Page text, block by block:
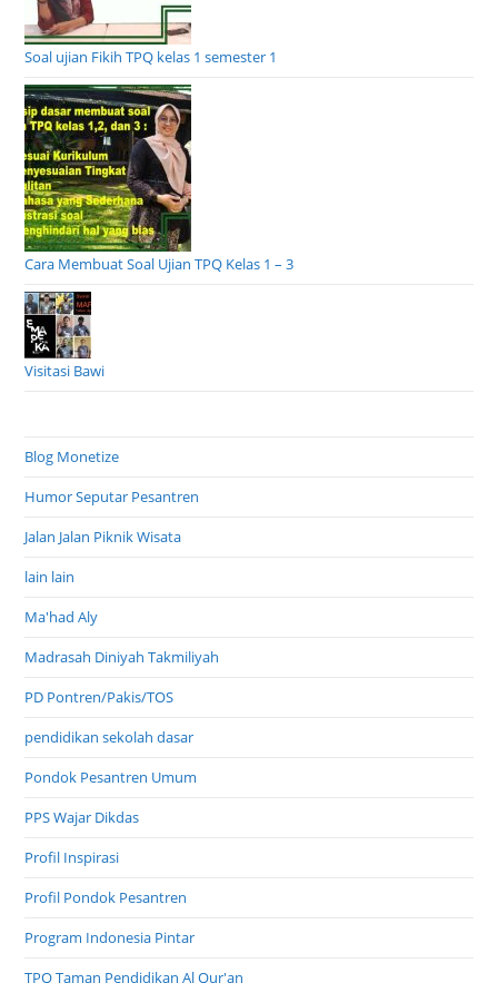
Soal ujian Fikih TPQ kelas 1 semester 1
Cara Membuat Soal Ujian TPQ Kelas 1 – 3
Visitasi Bawi
Blog Monetize
Humor Seputar Pesantren
Jalan Jalan Piknik Wisata
lain lain
Ma'had Aly
Madrasah Diniyah Takmiliyah
PD Pontren/Pakis/TOS
pendidikan sekolah dasar
Pondok Pesantren Umum
PPS Wajar Dikdas
Profil Inspirasi
Profil Pondok Pesantren
Program Indonesia Pintar
TPQ Taman Pendidikan Al Qur'an